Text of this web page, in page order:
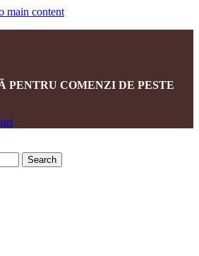
main content
PENTRU COMENZI DE PESTE
Search